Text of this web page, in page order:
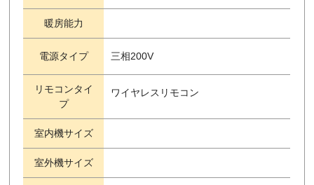
暖房能力
電源タイプ 三相200V
リモコンタイ
プ
ワイヤレスリモコン
室内機サイズ
室外機サイズ